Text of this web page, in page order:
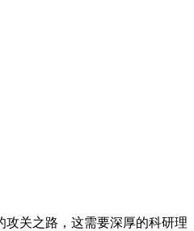
关之路，这需要深厚的科研理